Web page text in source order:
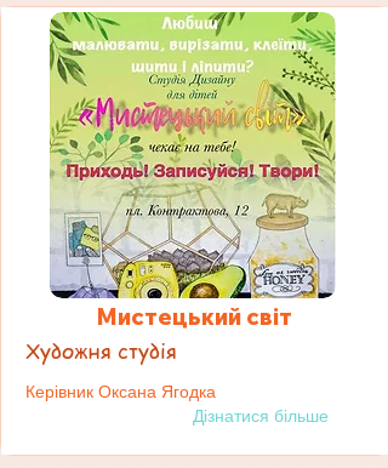
Мистецький світ
Художня студія
Керівник Оксана Ягодка
Дізнатися більше